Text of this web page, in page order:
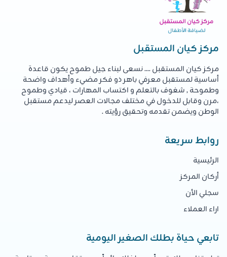
مركز كيان المستقبل
مركز كيان المستقبل .... نسعى لبناء جيل طموح يكون قاعدة
أساسية لمستقبل معرفي باهر ذو فكر مضيء وأهداف واضحة
وطموحة , شغوف بالتعلم و اكتساب المهارات ، قيادي وطموح
،مرن وقابل للدخول في مختلف مجالات العصر ليدعم مستقبل
الوطن ويضمن تقدمه وتحقيق رؤيته .
روابط سريعة
الرئيسية
أركان المركز
سجلي الأن
اراء العملاء
تابعي حياة بطلك الصغير اليومية